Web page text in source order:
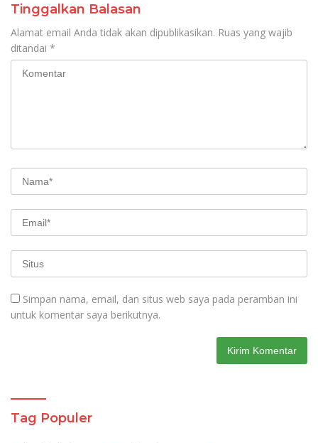
Tinggalkan Balasan
Alamat email Anda tidak akan dipublikasikan. Ruas yang wajib
ditandai *
Simpan nama, email, dan situs web saya pada peramban ini
untuk komentar saya berikutnya.
Tag Populer